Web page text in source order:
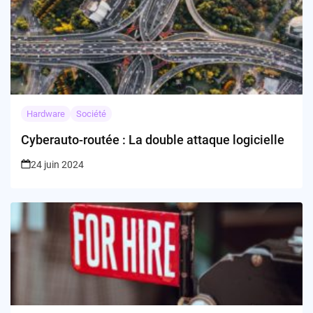
Hardware Société
Cyberauto-routée : La double attaque logicielle
24 juin 2024